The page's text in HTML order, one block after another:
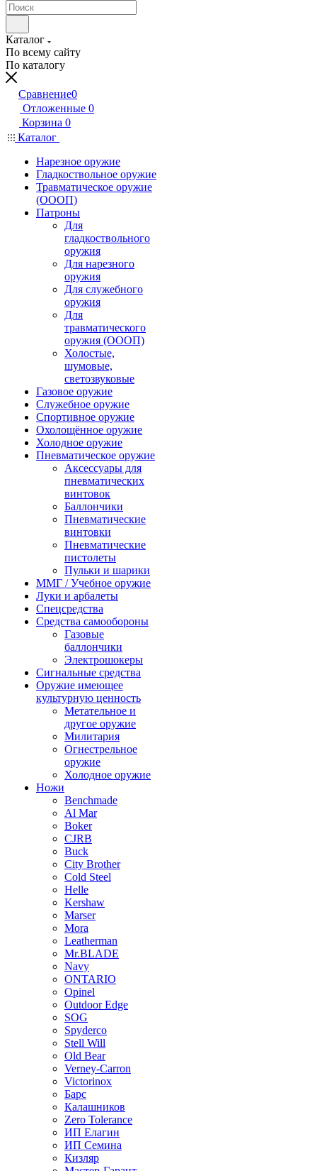
Каталог
По всему сайту
По каталогу
Сравнение0
Отложенные 0
Корзина 0
Каталог
Нарезное оружие
Гладкоствольное оружие
Травматическое оружие
(ОООП)
Патроны
Для
гладкоствольного
оружия
Для нарезного
оружия
Для служебного
оружия
Для
травматического
оружия (ОООП)
Холостые,
шумовые,
светозвуковые
Газовое оружие
Служебное оружие
Спортивное оружие
Охолощённое оружие
Холодное оружие
Пневматическое оружие
Аксессуары для
пневматических
винтовок
Баллончики
Пневматические
винтовки
Пневматические
пистолеты
Пульки и шарики
ММГ / Учебное оружие
Луки и арбалеты
Спецсредства
Средства самообороны
Газовые
баллончики
Электрошокеры
Сигнальные средства
Оружие имеющее
культурную ценность
Метательное и
другое оружие
Милитария
Огнестрельное
оружие
Холодное оружие
Ножи
Benchmade
Al Mar
Boker
CJRB
Buck
City Brother
Cold Steel
Helle
Kershaw
Marser
Mora
Leatherman
Mr.BLADE
Navy
ONTARIO
Opinel
Outdoor Edge
SOG
Spyderco
Stell Will
Old Bear
Verney-Carron
Victorinox
Барс
Калашников
Zero Tolerance
ИП Елагин
ИП Семина
Кизляр